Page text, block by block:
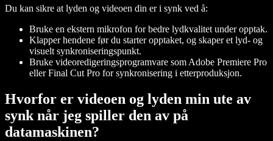
Du kan sikre at lyden og videoen din er i synk ved å:
Bruke en ekstern mikrofon for bedre lydkvalitet under opptak.
Klapper hendene før du starter opptaket, og skaper et lyd- og
visuelt synkroniseringspunkt.
Bruke videoredigeringsprogramvare som Adobe Premiere Pro
eller Final Cut Pro for synkronisering i etterproduksjon.
Hvorfor er videoen og lyden min ute av
synk når jeg spiller den av på
datamaskinen?